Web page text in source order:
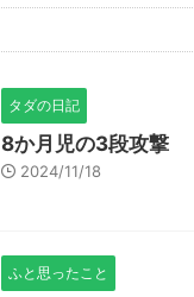
タダの日記
8か月児の3段攻撃
2024/11/18
ふと思ったこと